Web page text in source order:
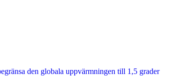
den globala uppvärmningen till 1,5 grader